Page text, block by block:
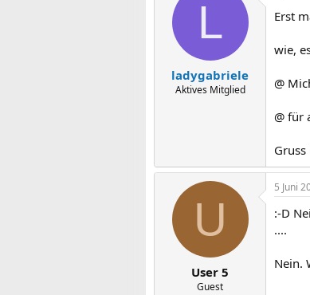
L
ladygabriele
Aktives Mitglied
Erst
wie,
@
@ für
Gruss
U
User 5
Guest
5 Juni
:-D
....
Nein.